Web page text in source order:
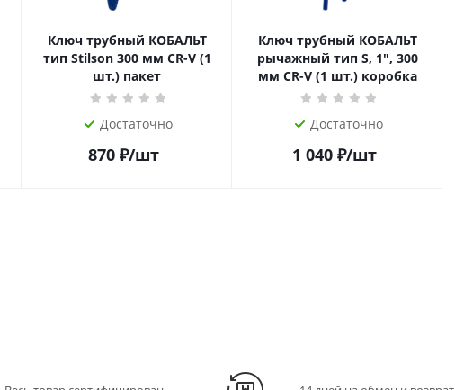
Ключ трубный КОБАЛЬТ
тип Stilson 300 мм CR-V (1
шт.) пакет
Достаточно
870 ₽/шт
Ключ трубный КОБАЛЬТ
рычажный тип S, 1", 300
мм CR-V (1 шт.) коробка
Достаточно
1 040₽/шт